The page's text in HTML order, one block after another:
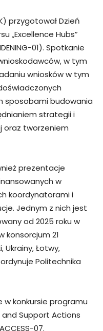
przygotował Dzień
„Excellence Hubs”
01). Spotkanie
w tym
wniosków w tym
sposobami budowania
strategii i
oraz tworzeniem
prezentacje
w
koordynatorami i
Jednym z nich jest
od 2025 roku w
konsorcjum 21
Ukrainy, Łotwy,
Politechnika
w konkursie programu
Support Actions
07.